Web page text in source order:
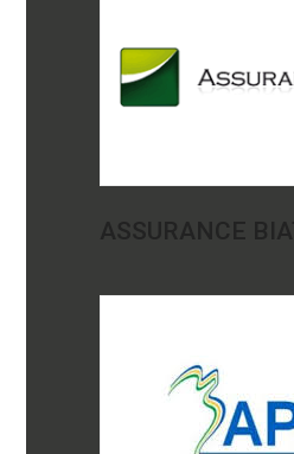
ASSURANCE BIAT